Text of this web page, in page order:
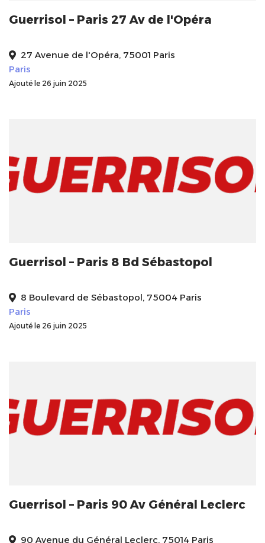
Guerrisol – Paris 27 Av de l'Opéra
27 Avenue de l'Opéra, 75001 Paris
Paris
Ajouté le 26 juin 2025
Guerrisol – Paris 8 Bd Sébastopol
8 Boulevard de Sébastopol, 75004 Paris
Paris
Ajouté le 26 juin 2025
Guerrisol – Paris 90 Av Général Leclerc
90 Avenue du Général Leclerc, 75014 Paris